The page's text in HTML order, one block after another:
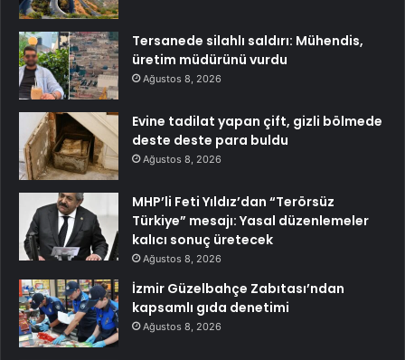
Tersanede silahlı saldırı: Mühendis,
üretim müdürünü vurdu
Ağustos 8, 2026
Evine tadilat yapan çift, gizli bölmede
deste deste para buldu
Ağustos 8, 2026
MHP’li Feti Yıldız’dan “Terörsüz
Türkiye” mesajı: Yasal düzenlemeler
kalıcı sonuç üretecek
Ağustos 8, 2026
İzmir Güzelbahçe Zabıtası’ndan
kapsamlı gıda denetimi
Ağustos 8, 2026